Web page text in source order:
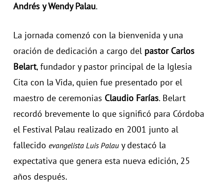
Andrés y Wendy Palau.
La jornada comenzó con la bienvenida y una
oración de dedicación a cargo del pastor Carlos
Belart, fundador y pastor principal de la Iglesia
Cita con la Vida, quien fue presentado por el
maestro de ceremonias Claudio Farías. Belart
recordó brevemente lo que significó para Córdoba
el Festival Palau realizado en 2001 junto al
fallecido evangelista Luis Palauy destacó la
expectativa que genera esta nueva edición, 25
años después.